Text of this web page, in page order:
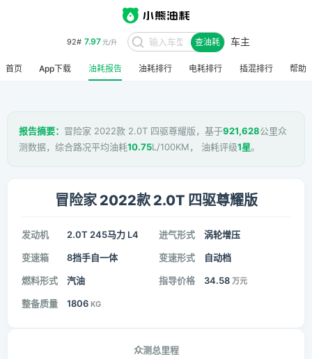
92# 7.97元/升 查油耗 车主
首页 App下载 油耗报告 油耗排行 电耗排行 插混排行 帮助
报告摘要： 冒险家 2022款 2.0T 四驱尊耀版，基于921,628公里众
测数据，综合路况平均油耗10.75L/100KM， 油耗评级1星。
冒险家 2022款 2.0T 四驱尊耀版
发动机 2.0T 245马力 L4 进气形式 涡轮增压
变速箱 8挡手自一体 变速形式 自动档
燃料形式 汽油 指导价格 34.58 万元
整备质量 1806 KG
众测总里程